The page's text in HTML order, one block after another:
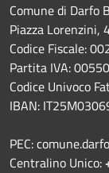
Comune di Darfo
Piazza Lorenzini,
Codice Fiscale:
Partita IVA:
Codice Univoco
IBAN:
PEC:
Centralino Unico: